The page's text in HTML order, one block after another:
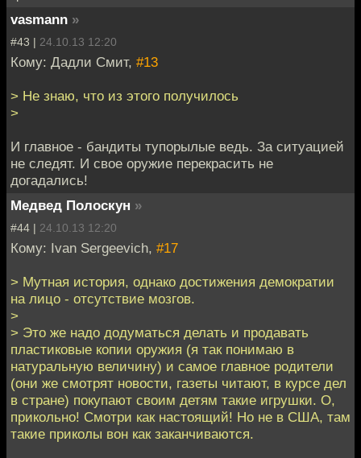
vasmann »
#43 | 24.10.13 12:20
Кому: Дадли Смит, #13
> Не знаю, что из этого получилось
>
И главное - бандиты тупорылые ведь. За ситуацией
не следят. И свое оружие перекрасить не
догадались!
Медвед Полоскун »
#44 | 24.10.13 12:20
Кому: Ivan Sergeevich, #17
> Мутная история, однако достижения демократии
на лицо - отсутствие мозгов.
>
> Это же надо додуматься делать и продавать
пластиковые копии оружия (я так понимаю в
натуральную величину) и самое главное родители
(они же смотрят новости, газеты читают, в курсе дел
в стране) покупают своим детям такие игрушки. О,
прикольно! Смотри как настоящий! Но не в США, там
такие приколы вон как заканчиваются.